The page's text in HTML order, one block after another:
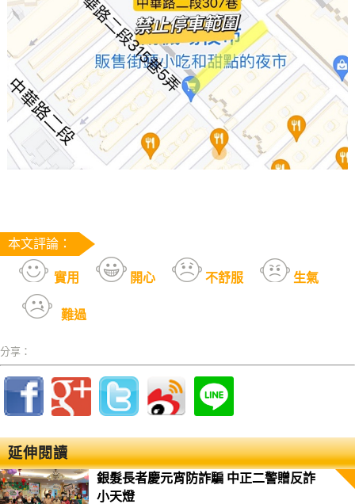
本文評論：
實用 開心 不舒服 生氣
難過
分享：
延伸閱讀
銀髮長者慶元宵防詐騙 中正二警贈反詐
小天燈